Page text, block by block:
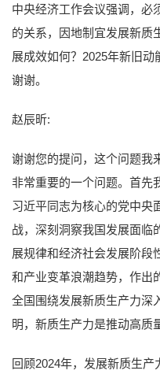
中央经济工作会议强调，必
的关系，因地制宜发展新质
展成效如何？2025年新旧动
谢谢。
赵辰昕:
谢谢您的提问，这个问题我
非常重要的一个问题。首先
习近平同志为核心的党中央
战，深刻洞察我国发展面临
展规律和经济社会发展阶段
和产业变革浪潮趋势，作出
全国围绕发展新质生产力深
明，新质生产力是推动高质
回顾2024年，发展新质生